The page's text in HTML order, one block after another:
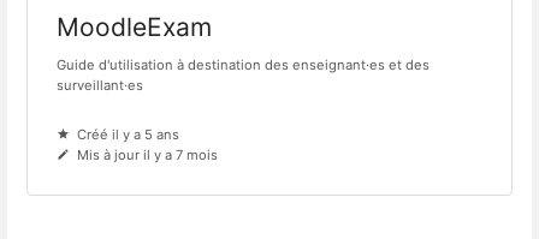
MoodleExam
Guide d'utilisation à destination des enseignant·es et des
surveillant·es
Créé il y a 5 ans
Mis à jour il y a 7 mois